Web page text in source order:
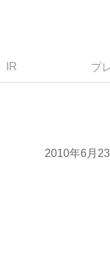
IR プ
2010年6月23